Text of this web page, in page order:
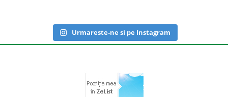
Urmareste-ne si pe Instagram